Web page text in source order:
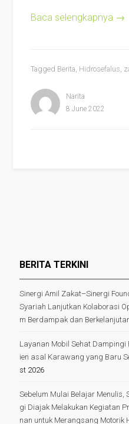
Baca selengkapnya →
Tagged Berita Hidrosefalus
Narita
8 June 2022
BERITA TERKINI
Sinergi Amil Zakat–Sinergi
Syariah Lanjutkan Kolaborasi
m Berdampak dan
Layanan Mobil Sehat
ien asal Karawang yang Baru
st 2026
Sebelum Mulai Belajar
gi Diajak Melakukan Kegiatan
nan untuk Merangsang Motorik